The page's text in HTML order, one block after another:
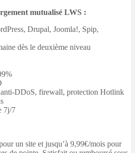
mutualisé LWS :
Drupal, Joomla!, Spip,
dès le deuxième niveau
anti-DDoS, firewall, protection Hotlink
7j/7
un site et jusqu’à 9,99€/mois pour